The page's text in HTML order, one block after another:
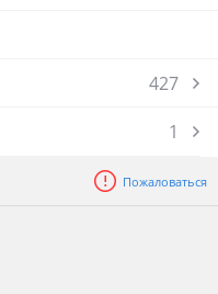
427
1
Пожаловаться